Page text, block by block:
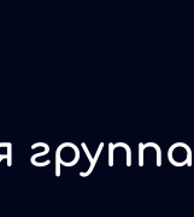
группа